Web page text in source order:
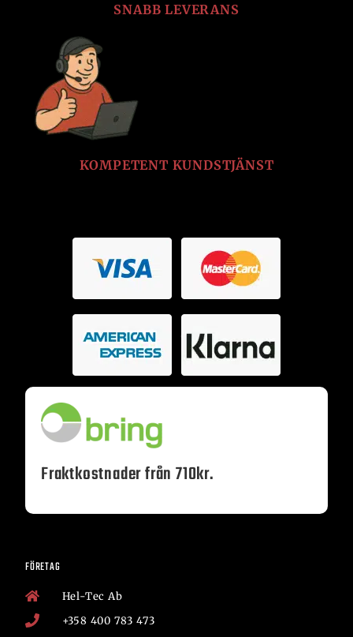
SNABB LEVERANS
KOMPETENT KUNDSTJÄNST
Fraktkostnader från 710kr.
FÖRETAG
Hel-Tec Ab
+358 400 783 473